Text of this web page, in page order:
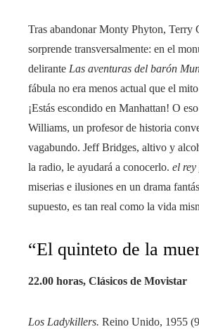
Tras abandonar Monty Phyton, Terry
sorprende transversalmente: en el
delirante Las aventuras del barón
fábula no era menos actual que el
¡Estás escondido en Manhattan! O
Williams, un profesor de historia
vagabundo. Jeff Bridges, altivo y
la radio, le ayudará a conocerlo. el rey
miserias e ilusiones en un drama
supuesto, es tan real como la vida
“El quinteto de la
22.00 horas, Clásicos de Movistar
Los Ladykillers. Reino Unido, 1955